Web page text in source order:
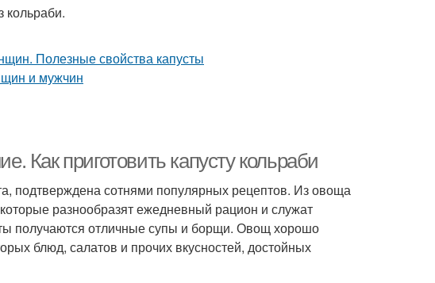
кольраби.
Как приготовить капусту кольраби
подтверждена сотнями популярных рецептов. Из овоща
разнообразят ежедневный рацион и служат
получаются отличные супы и борщи. Овощ хорошо
блюд, салатов и прочих вкусностей, достойных